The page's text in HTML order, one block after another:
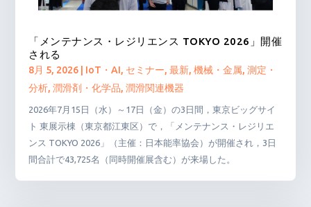
「メンテナンス・レジリエンス TOKYO 2026」開催
される
8月 5, 2026 IoT・AI, セミナー,最新,機械・金属,測定・
分析,潤滑剤・化学品,潤滑関連機器
2026年7月15日（水）～17日（金）の3日間，東京ビッグサイ
ト 東展示棟（東京都江東区）で，「メンテナンス・レジリエ
ンス TOKYO 2026」（主催：日本能率協会）が開催され，3日
間合計で43,725名（同時開催展含む）が来場した。